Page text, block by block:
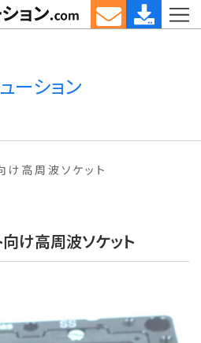
ーション
け高周波ソケット
け高周波ソケット